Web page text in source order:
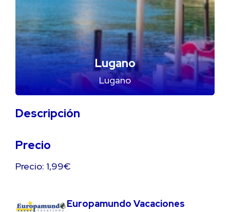
Lugano
Lugano
Descripción
Precio
Precio: 1,99€
Europamundo Vacaciones